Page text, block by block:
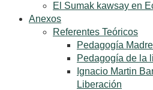
El Sumak kawsay en
Anexos
Referentes Teóricos
Pedagogía
Pedagogía de la
Ignacio Martin
Liberación